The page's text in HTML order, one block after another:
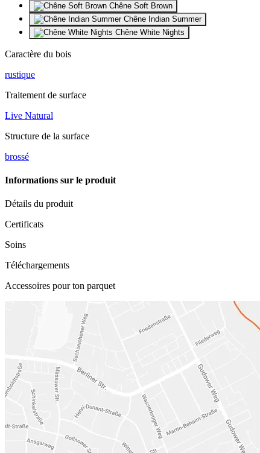
Chêne Soft Brown
Chêne Indian Summer
Chêne White Nights
Caractère du bois
rustique
Traitement de surface
Live Natural
Structure de la surface
brossé
Informations sur le produit
Détails du produit
Certificats
Soins
Téléchargements
Accessoires pour ton parquet